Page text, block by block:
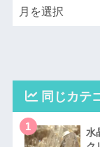
同じカテ
1
水